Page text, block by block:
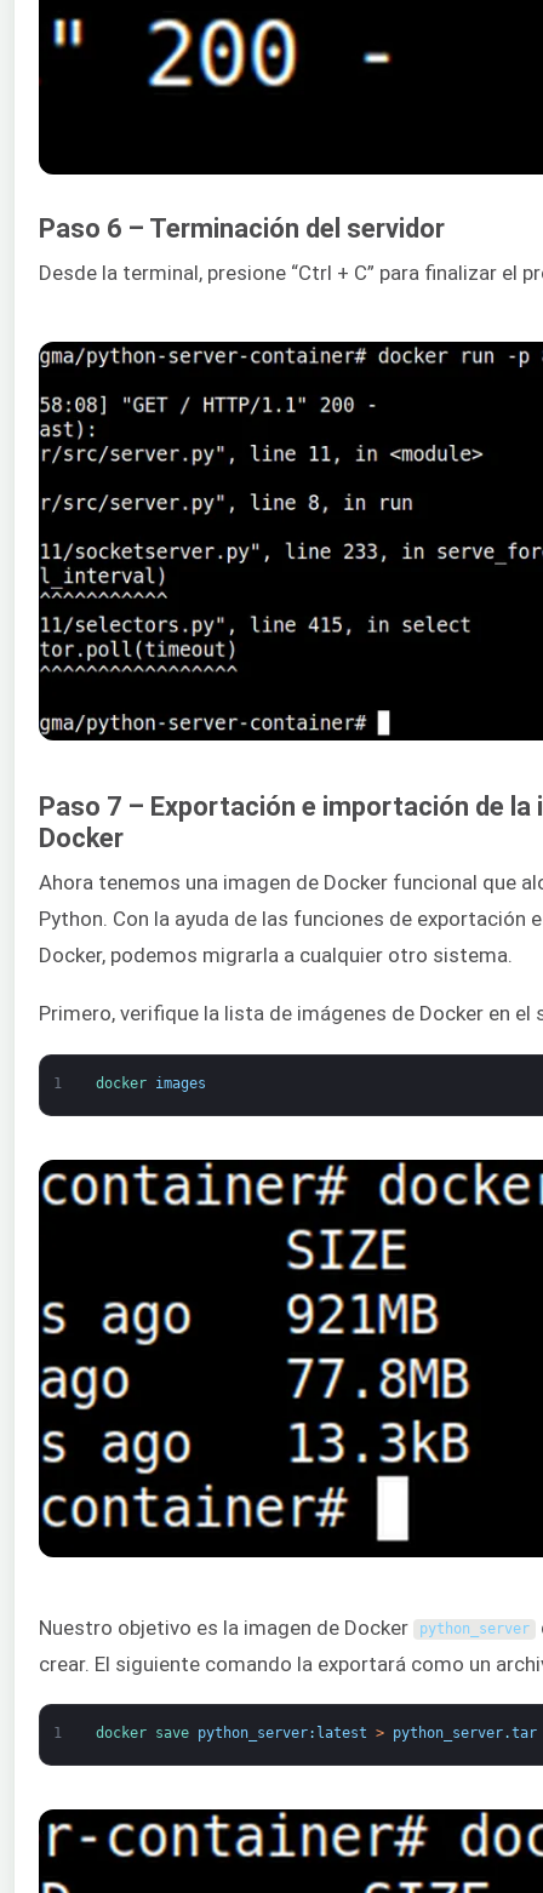
Paso 6 – Terminación del servidor
Desde la terminal, presione “Ctrl + C” para finalizar el
Paso 7 – Exportación e importación de la
Docker
Ahora tenemos una imagen de Docker funcional que
Python. Con la ayuda de las funciones de exportación
Docker, podemos migrarla a cualquier otro sistema.
Primero, verifique la lista de imágenes de Docker en el
1 docker images
Nuestro objetivo es la imagen de Docker python_server
crear. El siguiente comando la exportará como un
1 docker save python_server: latest > python_server.tar